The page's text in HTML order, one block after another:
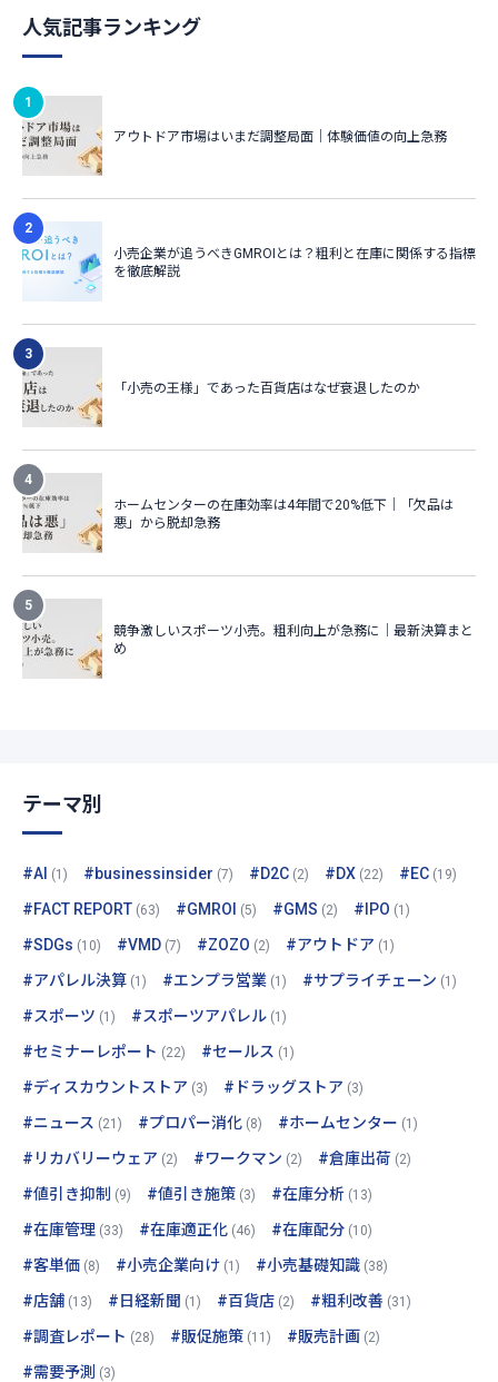
人気記事ランキング
テーマ別
#AI (1) #businessinsider (7) #D2C (2) #DX (22) #EC (19)
#FACT REPORT (63) #GMROI (5) #GMS (2) #IPO (1)
#SDGs (10) #VMD (7) #ZOZO (2) #アウトドア (1)
#アパレル決算 (1) #エンプラ営業 (1) #サプライチェーン (1)
#スポーツ (1) #スポーツアパレル (1)
#セミナーレポート (22) #セールス (1)
#ディスカウントストア (3) #ドラッグストア (3)
#ニュース (21) #プロパー消化 (8) #ホームセンター (1)
#リカバリーウェア (2) #ワークマン (2) #倉庫出荷 (2)
#値引き抑制 (9) #値引き施策 (3) #在庫分析 (13)
#在庫管理 (33) #在庫適正化 (46) #在庫配分 (10)
#客単価 (8) #小売企業向け (1) #小売基礎知識 (38)
#店舗 (13) #日経新聞 (1) #百貨店 (2) #粗利改善 (31)
#調査レポート (28) #販促施策 (11) #販売計画 (2)
#需要予測 (3)